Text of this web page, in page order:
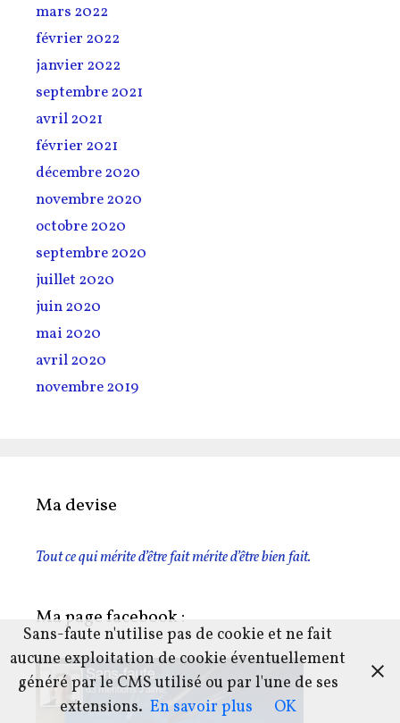
mars 2022
février 2022
janvier 2022
septembre 2021
avril 2021
février 2021
décembre 2020
novembre 2020
octobre 2020
septembre 2020
juillet 2020
juin 2020
mai 2020
avril 2020
novembre 2019
Ma devise
Tout ce qui mérite d’être fait mérite d’être bien fait.
Ma page facebook :
Sans-faute n'utilise pas de cookie et ne fait
aucune exploitation de cookie éventuellement
généré par le CMS utilisé ou par l'une de ses
extensions. En savoir plus OK